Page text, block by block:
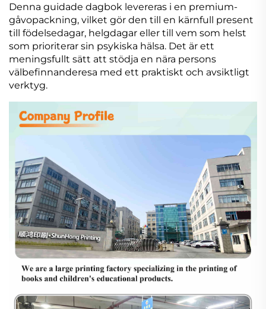
Denna guidade dagbok levereras i en premium-
gåvopackning, vilket gör den till en kärnfull present
till födelsedagar, helgdagar eller till vem som helst
som prioriterar sin psykiska hälsa. Det är ett
meningsfullt sätt att stödja en nära persons
välbefinnanderesa med ett praktiskt och avsiktligt
verktyg.